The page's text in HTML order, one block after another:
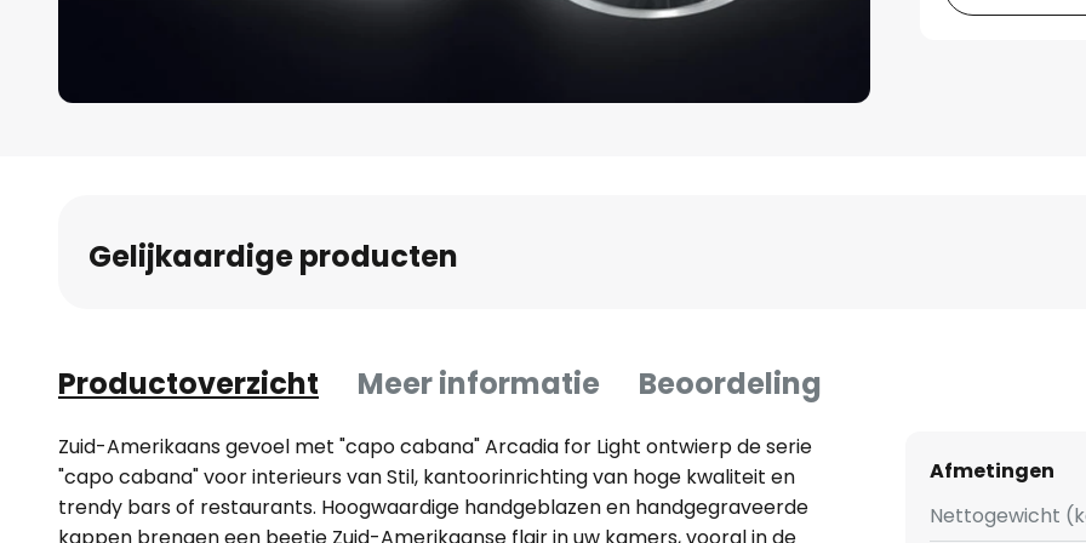
vanGelijkaardige producten
Productoverzicht Meer informatie Beoordeling
Zuid-Amerikaans gevoel met "capo cabana" Arcadia for Light ontwierp de serie
"capo cabana" voor interieurs van Stil, kantoorinrichting van hoge kwaliteit en
trendy bars of restaurants. Hoogwaardige handgeblazen en handgegraveerde
Afmetingen
Nettogewicht